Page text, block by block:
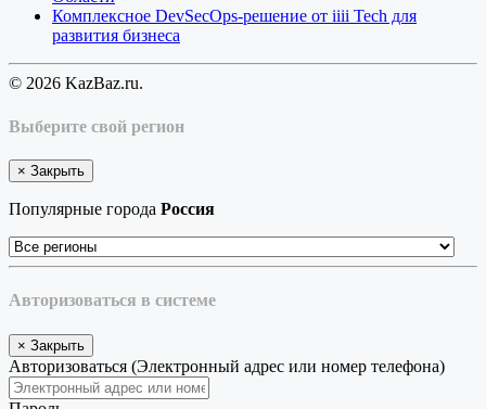
Комплексное DevSecOps-решение от iiii Tech для
развития бизнеса
© 2026 KazBaz.ru.
Выберите свой регион
× Закрыть
Популярные города Россия
Авторизоваться в системе
× Закрыть
Авторизоваться (Электронный адрес или номер телефона)